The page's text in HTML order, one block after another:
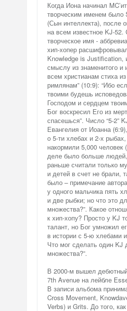
Когда Иона начинал
творческим именем было
(Сын интеллекта), после
на всем известное KJ-52.
творческое имя -
хип-хопер
Knowledge is Justification,
смыслу из знаменитого и
всем христианам стиха
римлянам” (10:9): “Ибо
твоими будешь
Господом и сердцем
Бог воскресил Его из
спасешься”. Число “5-2”
Евангелия от Иоанна
о 5-ти хлебах и 2-х
накормили 5,000
деле было больше людей,
раньше считали только
и детей в счет не брали,
было – примечание
у одного мальчика пять
и две рыбки; но что это
множества?”. Какое
к хип-хопу? Просто у KJ
талант, но Бог умножил
в истории с 5-ю хлебами
Что мог сделать один KJ
множества?”.
В 2000-м вышел
7th Avenue на лейбле
В записи альбома
Cross Movement,
Verbs) и Grits. До того,